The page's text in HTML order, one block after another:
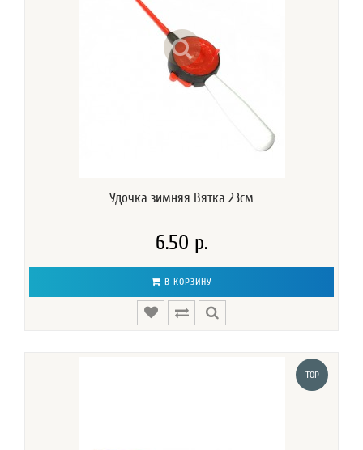
Удочка зимняя Вятка 23см
6.50 р.
В КОРЗИНУ
TOP